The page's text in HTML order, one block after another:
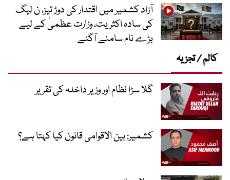
آزاد کشمیر میں اقتدار کی دوڑ تیز، ن لیگ
کی سادہ اکثریت، وزارت عظمیٰ کے لیے
بڑے نام سامنے آگئے
کالم / تجزیہ
گلا سڑا نظام اور وزیر داخلہ کی تقریر
کشمیر: بین الاقوامی قانون کیا کہتا ہے؟